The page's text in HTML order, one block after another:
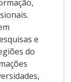
e
do